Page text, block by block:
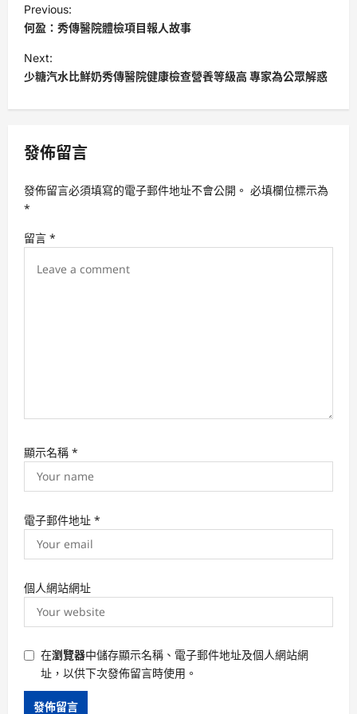
o
s
t
v
g
t
Previous:
何盈：秀傳醫院體檢項目報人故事
Next:
少糖汽水比鮮奶秀傳醫院健康檢查營養等級高 專家為公眾解惑
發佈留言
發佈留言必須填寫的電子郵件地址不會公開。 必填欄位標示為
*
留言 *
顯示名稱 *
電子郵件地址 *
個人網站網址
在瀏覽器中儲存顯示名稱、電子郵件地址及個人網站網
址，以供下次發佈留言時使用。